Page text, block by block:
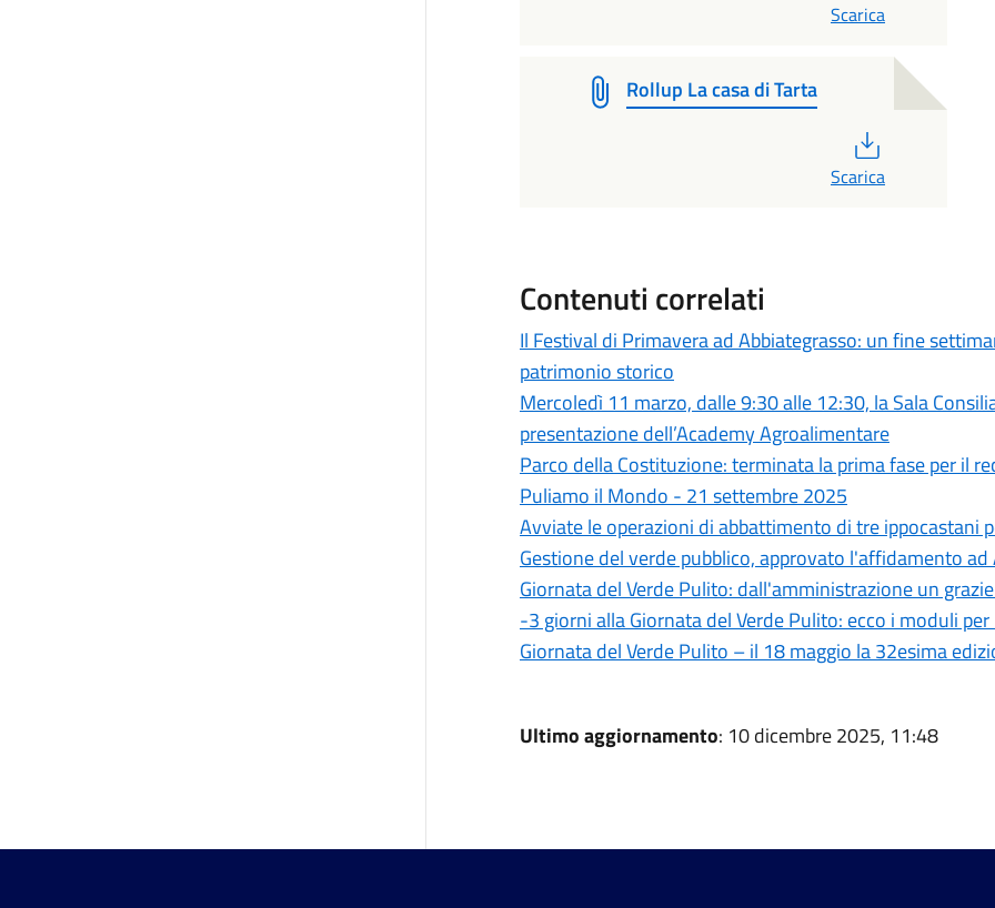
Scarica
Rollup La casa di Tarta
Scarica
Contenuti correlati
Il Festival di Primavera ad Abbiategrasso: un fine
patrimonio storico
Mercoledì 11 marzo, dalle 9:30 alle 12:30, la Sala
presentazione dell’Academy Agroalimentare
Parco della Costituzione: terminata la prima fase per il
Puliamo il Mondo - 21 settembre 2025
Avviate le operazioni di abbattimento di tre ippocastani
Gestione del verde pubblico, approvato l'affidamento
Giornata del Verde Pulito: dall'amministrazione un
-3 giorni alla Giornata del Verde Pulito: ecco i moduli
Giornata del Verde Pulito – il 18 maggio la 32esima
Ultimo aggiornamento: 10 dicembre 2025, 11:48